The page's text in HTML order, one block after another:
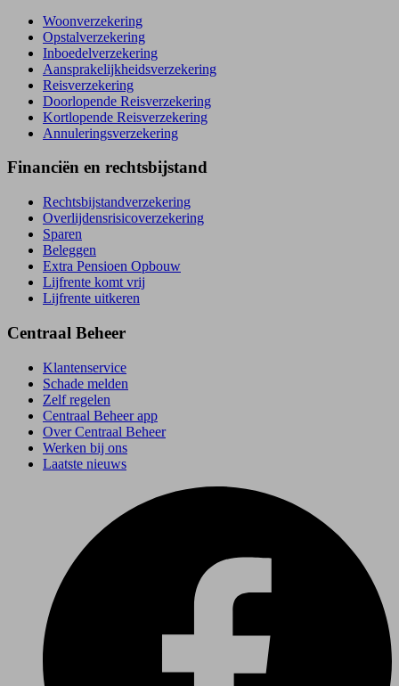
Woonverzekering
Opstal­verzekering
Inboedel­verzekering
Aansprakelijkheids­verzekering
Reisverzekering
Doorlopende Reisverzekering
Kortlopende Reisverzekering
Annuleringsverzekering
Financiën en rechtsbijstand
Rechtsbijstand­verzekering
Overlijdensrisico­verzekering
Sparen
Beleggen
Extra Pensioen Opbouw
Lijfrente komt vrij
Lijfrente uitkeren
Centraal Beheer
Klantenservice
Schade melden
Zelf regelen
Centraal Beheer app
Over Centraal Beheer
Werken bij ons
Laatste nieuws